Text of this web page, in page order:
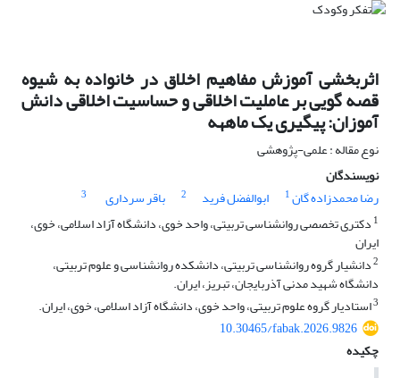
اثربخشی آموزش مفاهیم اخلاق در خانواده به شیوه
قصه گویی بر عاملیت اخلاقی و حساسیت اخلاقی دانش
آموزان: پیگیری یک ماههه
نوع مقاله : علمی-پژوهشی
نویسندگان
رضا محمدزاده گان1 ابوالفضل فرید 2 باقر سرداری
3
1 دکتری تخصصی روانشناسی تربیتی، واحد خوی، دانشگاه آزاد اسلامی، خوی،
ایران
2دانشیار گروه روانشناسی تربیتی، دانشکده روانشناسی و علوم تربیتی،
دانشگاه شهید مدنی آذربایجان، تبریز، ایران.
3استادیار گروه علوم تربیتی، واحد خوی، دانشگاه آزاد اسلامی، خوی، ایران.
10.30465/fabak.2026.9826
چکیده